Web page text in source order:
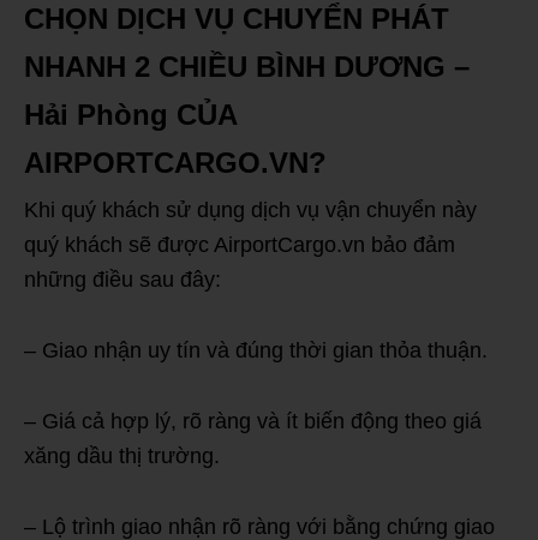
CHỌN DỊCH VỤ CHUYỂN PHÁT
NHANH 2 CHIỀU BÌNH DƯƠNG –
Hải Phòng CỦA
AIRPORTCARGO.VN?
Khi quý khách sử dụng dịch vụ vận chuyển này
quý khách sẽ được AirportCargo.vn bảo đảm
những điều sau đây:
– Giao nhận uy tín và đúng thời gian thỏa thuận.
– Giá cả hợp lý, rõ ràng và ít biến động theo giá
xăng dầu thị trường.
– Lộ trình giao nhận rõ ràng với bằng chứng giao